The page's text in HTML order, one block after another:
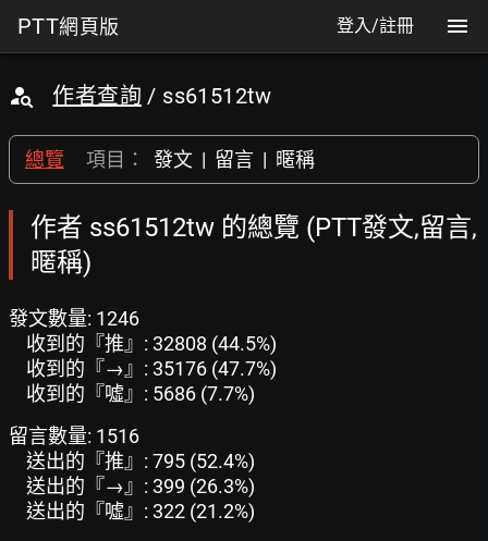
PTT網頁版 登入/註冊
作者查詢 / ss61512tw
總覽 項目： 發文 | 留言 | 暱稱
作者 ss61512tw 的總覽 (PTT發文,留言,
暱稱)
發文數量: 1246
收到的『推』: 32808 (44.5%)
收到的『→』: 35176 (47.7%)
收到的『噓』: 5686 (7.7%)
留言數量: 1516
送出的『推』: 795 (52.4%)
送出的『→』: 399 (26.3%)
送出的『噓』: 322 (21.2%)